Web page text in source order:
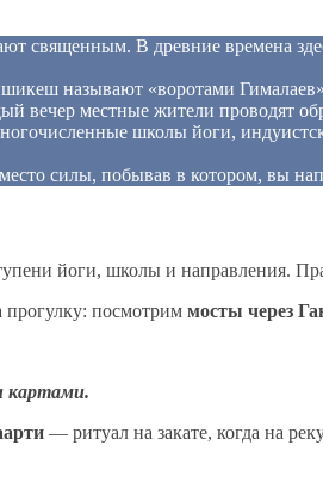
священным. В древние времена
называют «воротами
вечер местные жители проводят
школы йоги,
силы, побывав в котором, вы
йоги, школы и направления.
прогулку: посмотрим мосты через
картами.
— ритуал на закате, когда на